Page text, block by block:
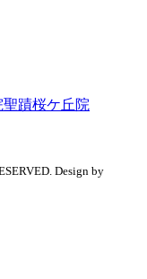
蹟桜ケ丘院
Design by